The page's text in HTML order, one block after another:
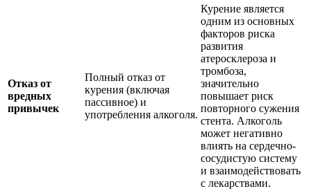
Отказ от
вредных
привычек
Полный отказ от
курения (включая
пассивное) и
употребления алкоголя.
Курение является
одним из основных
факторов риска
развития
атеросклероза и
тромбоза,
значительно
повышает риск
повторного сужения
стента. Алкоголь
может негативно
влиять на сердечно-
сосудистую систему
и взаимодействовать
с лекарствами.